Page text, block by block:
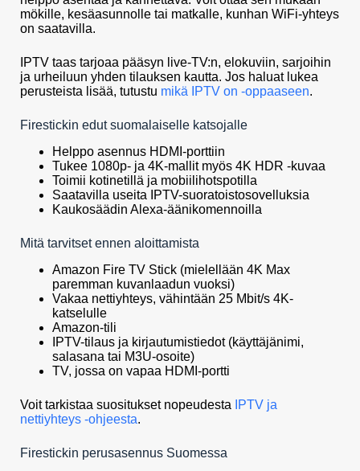
mökille, kesäasunnolle tai matkalle, kunhan WiFi-yhteys
on saatavilla.
IPTV taas tarjoaa pääsyn live-TV:n, elokuviin, sarjoihin
ja urheiluun yhden tilauksen kautta. Jos haluat lukea
perusteista lisää, tutustu mikä IPTV on -oppaaseen.
Firestickin edut suomalaiselle katsojalle
Helppo asennus HDMI-porttiin
Tukee 1080p- ja 4K-mallit myös 4K HDR -kuvaa
Toimii kotinetillä ja mobiilihotspotilla
Saatavilla useita IPTV-suoratoistosovelluksia
Kaukosäädin Alexa-äänikomennoilla
Mitä tarvitset ennen aloittamista
Amazon Fire TV Stick (mielellään 4K Max
paremman kuvanlaadun vuoksi)
Vakaa nettiyhteys, vähintään 25 Mbit/s 4K-
katselulle
Amazon-tili
IPTV-tilaus ja kirjautumistiedot (käyttäjänimi,
salasana tai M3U-osoite)
TV, jossa on vapaa HDMI-portti
Voit tarkistaa suositukset nopeudesta
IPTV ja
nettiyhteys -ohjeesta.
Firestickin perusasennus Suomessa